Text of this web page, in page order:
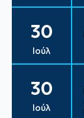
30
Ιούλ
30
Ιούλ